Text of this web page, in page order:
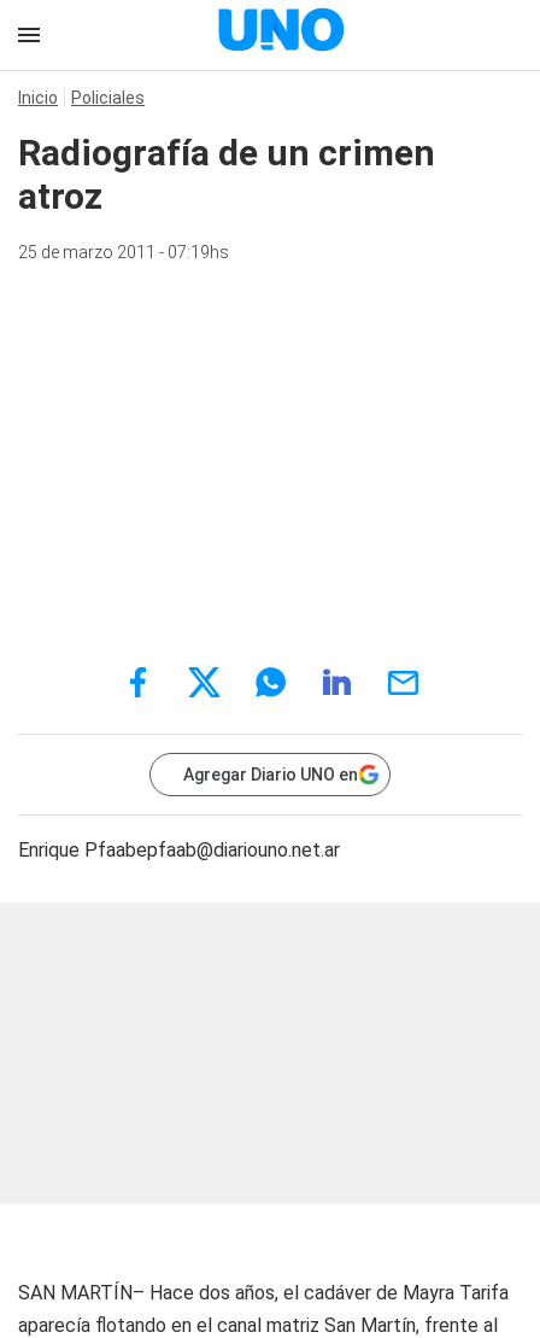
Inicio Policiales
Radiografía de un crimen
atroz
25 de marzo 2011 - 07:19hs
Agregar Diario UNO en
Enrique Pfaabepfaab@diariouno.net.ar
SAN MARTÍN– Hace dos años, el cadáver de Mayra Tarifa
aparecía flotando en el canal matriz San Martín, frente al